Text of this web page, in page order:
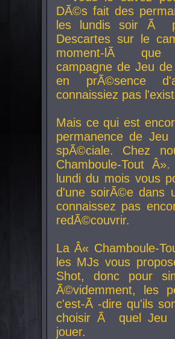
DÃ©s fait des
les lundis soir Ã
Descartes sur le
moment-lÃ que
campagne de Jeu
en prÃ©sence
connaissiez pas
Mais ce qui est
permanence de
spÃ©ciale. Chez
Chamboule-Tout
lundi du mois vous
d'une soirÃ©e dans
connaissez pas
redÃ©couvrir.
La Â« Chamboule-
les MJs vous
Shot, donc pour
Ã©videmment, les
c'est-Ã -dire qu'ils
choisir Ã quel Jeu
jouer.